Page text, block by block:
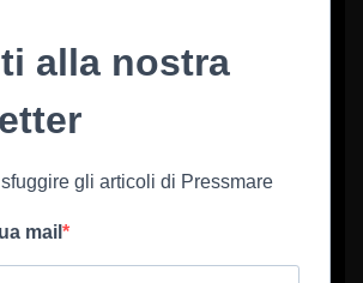
alla nostra
gli articoli di Pressmare
mail